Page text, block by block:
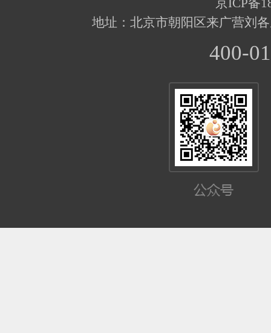
京ICP备
地址：北京市朝阳区来广营刘
400-